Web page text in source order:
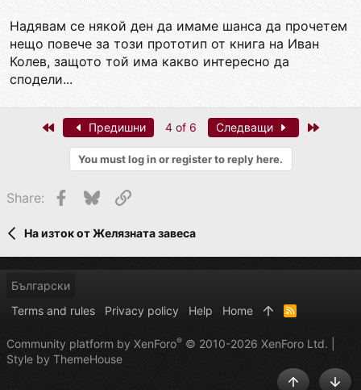
Надявам се някой ден да имаме шанса да прочетем
нещо повече за този прототип от книга на Иван
Колев, защото той има какво интересно да
сподели...
First Предишни 4 of 6 Следващи
You must log in or register to reply here.
Share: Facebook
BlueskyLink
На изток от Желязната завеса
Български
Terms and rules
Privacy policy Help Home
R
Community platform by XenForo® © 2010-2026 XenForo Ltd.
Style by ThemeHouse